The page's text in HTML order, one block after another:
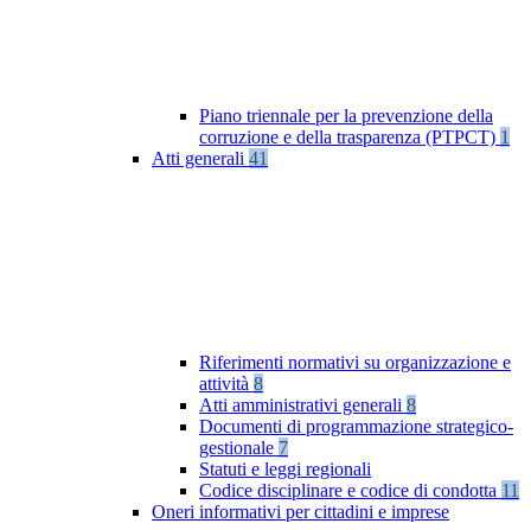
Piano triennale per la prevenzione della
corruzione e della trasparenza (PTPCT) 1
Atti generali 41
Riferimenti normativi su organizzazione e
attività 8
Atti amministrativi generali 8
Documenti di programmazione strategico-
gestionale 7
Statuti e leggi regionali
Codice disciplinare e codice di condotta 11
Oneri informativi per cittadini e imprese